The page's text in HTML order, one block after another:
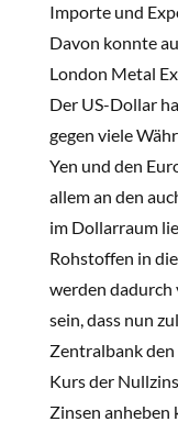
Importe und
Davon konnte
London Metal
Der US-Dollar
gegen viele
Yen und den
allem an den
im Dollarraum
Rohstoffen in
werden dadurch
sein, dass nun
Zentralbank den
Kurs der
Zinsen anheben